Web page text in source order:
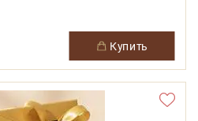
купить